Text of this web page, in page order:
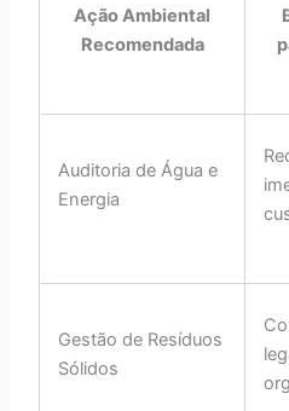
Ação Ambiental
Recomendada
Auditoria de Água e
Energia
Gestão de Resíduos
Sólidos